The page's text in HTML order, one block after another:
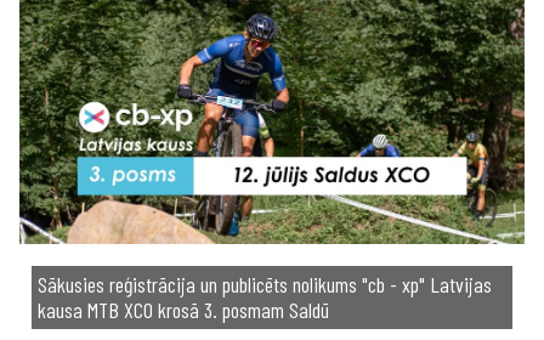
Sākusies reģistrācija un publicēts nolikums "cb - xp" Latvijas
kausa MTB XCO krosā 3. posmam Saldū